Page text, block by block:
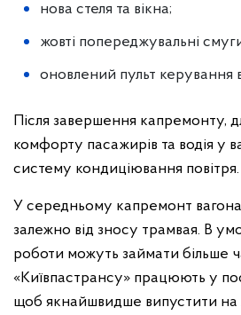
нова стеля та вікна;
жовті попереджувальні
оновлений пульт керування
Після завершення капремонту,
комфорту пасажирів та водія у
систему кондиціювання повітря.
У середньому капремонт вагона
залежно від зносу трамвая. В
роботи можуть займати більше
«Київпастрансу» працюють у
щоб якнайшвидше випустити на